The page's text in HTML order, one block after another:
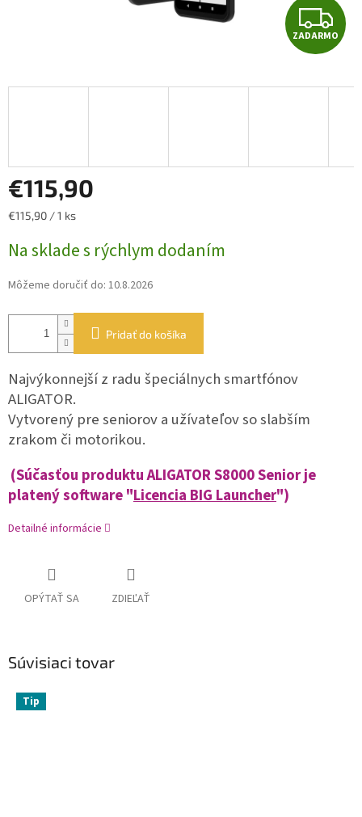
Z
A
D
ZADARMO
€115,90
Jednotková
€115,90 / 1 ks
Na sklade s rýchlym dodaním
Môžeme doručiť do: 10.8.2026
Pridať do košíka
Najvýkonnejší z radu špeciálnych smartfónov
ALIGATOR.
Vytvorený pre seniorov a užívateľov so slabším
zrakom či motorikou.
(Súčasťou produktu ALIGATOR S8000 Senior je
platený software "Licencia BIG Launcher")
Detailné informácie
OPÝTAŤ SA ZDIEĽAŤ
Súvisiaci tovar
Tip